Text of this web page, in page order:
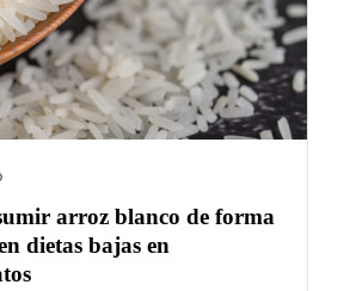
arroz blanco de forma
dietas bajas en